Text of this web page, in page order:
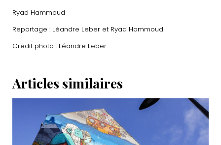
Ryad Hammoud
Reportage : Léandre Leber et Ryad Hammoud
Crédit photo : Léandre Leber
Articles similaires